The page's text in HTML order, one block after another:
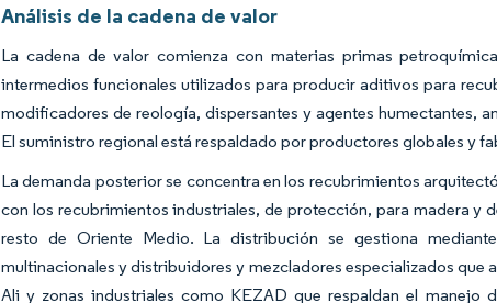
Análisis de la cadena de valor
La cadena de valor comienza con materias primas
intermedios funcionales utilizados para producir aditivos para
modificadores de reología, dispersantes y agentes humectantes,
El suministro regional está respaldado por productores globales y
La demanda posterior se concentra en los recubrimientos
con los recubrimientos industriales, de protección, para madera y
resto de Oriente Medio. La distribución se gestiona
multinacionales y distribuidores y mezcladores especializados
Ali y zonas industriales como KEZAD que respaldan el